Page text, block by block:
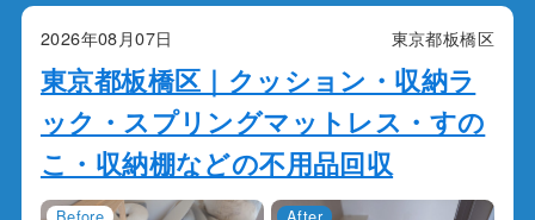
2026年08月07日 東京都板橋区
東京都板橋区｜クッション・収納ラ
ック・スプリングマットレス・すの
こ・収納棚などの不用品回収